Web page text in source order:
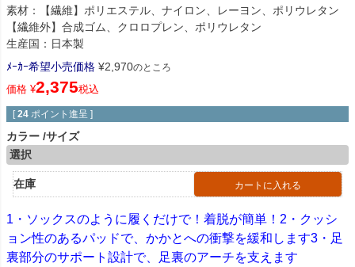
素材：【繊維】ポリエステル、ナイロン、レーヨン、ポリウレタン
【繊維外】合成ゴム、クロロプレン、ポリウレタン
生産国：日本製
ﾒｰｶｰ希望小売価格 ¥2,970のところ
価格 ¥2,375税込
[ 24 ポイント進呈 ]
カラー サイズ
選択
在庫 カートに入れる
1・ソックスのように履くだけで！着脱が簡単！2・クッシ
ョン性のあるパッドで、かかとへの衝撃を緩和します3・足
裏部分のサポート設計で、足裏のアーチを支えます